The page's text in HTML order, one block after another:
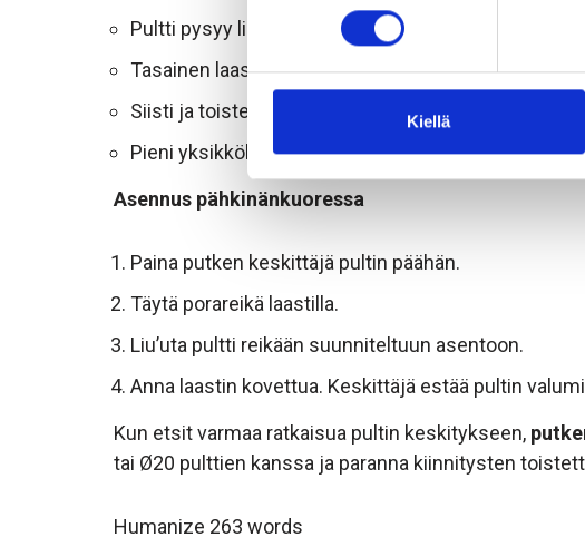
Kiellä
Pultti pysyy linjassa ja oikeassa syvyydessä
Tasainen laastipeitto koko pultin matkalla
Siisti ja toistettava asennustapa
Pieni yksikkökustannus ja selvä vaikutus työn
Asennus pähkinänkuoressa
Paina putken keskittäjä pultin päähän.
Täytä porareikä laastilla.
Liu’uta pultti reikään suunniteltuun asentoon.
Anna laastin kovettua. Keskittäjä estää pultin
Kun etsit varmaa ratkaisua pultin keskitykseen,
tai Ø20 pulttien kanssa ja paranna kiinnitysten
Humanize 263 words